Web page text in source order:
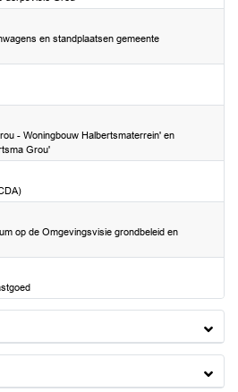
en standplaatsen gemeente
- Woningbouw Halbertsmaterrein' en
Grou'
op de Omgevingsvisie grondbeleid en